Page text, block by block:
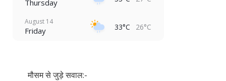
Thursday
August 14
Friday 33°C 26°C
मौसम से जुड़े सवाल:-